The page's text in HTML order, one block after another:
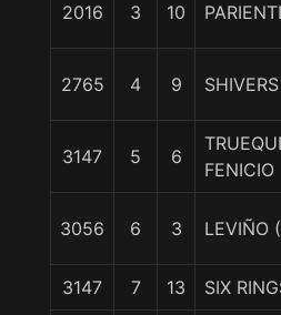
2016 3 10
2765 4 9 SHIVERS
3147 5 6
FENICIO
3056 6 3 LEVIÑO
3147 7 13 SIX